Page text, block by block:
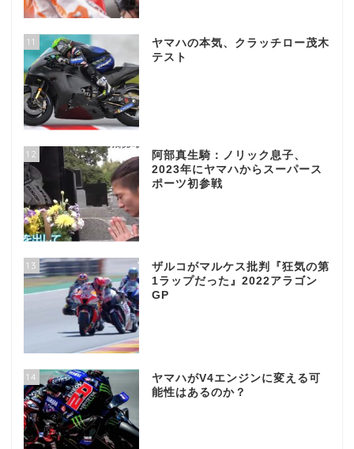
11
ヤマハの本気、クラッチロー茂木
テスト
12
阿部真生騎：ノリック息子、
2023年にヤマハからスーパース
ポーツ初参戦
13
ザルコがマルケス批判『狂気の第
1ラップだった』2022アラゴン
GP
14
ヤマハがV4エンジンに変える可
能性はあるのか？